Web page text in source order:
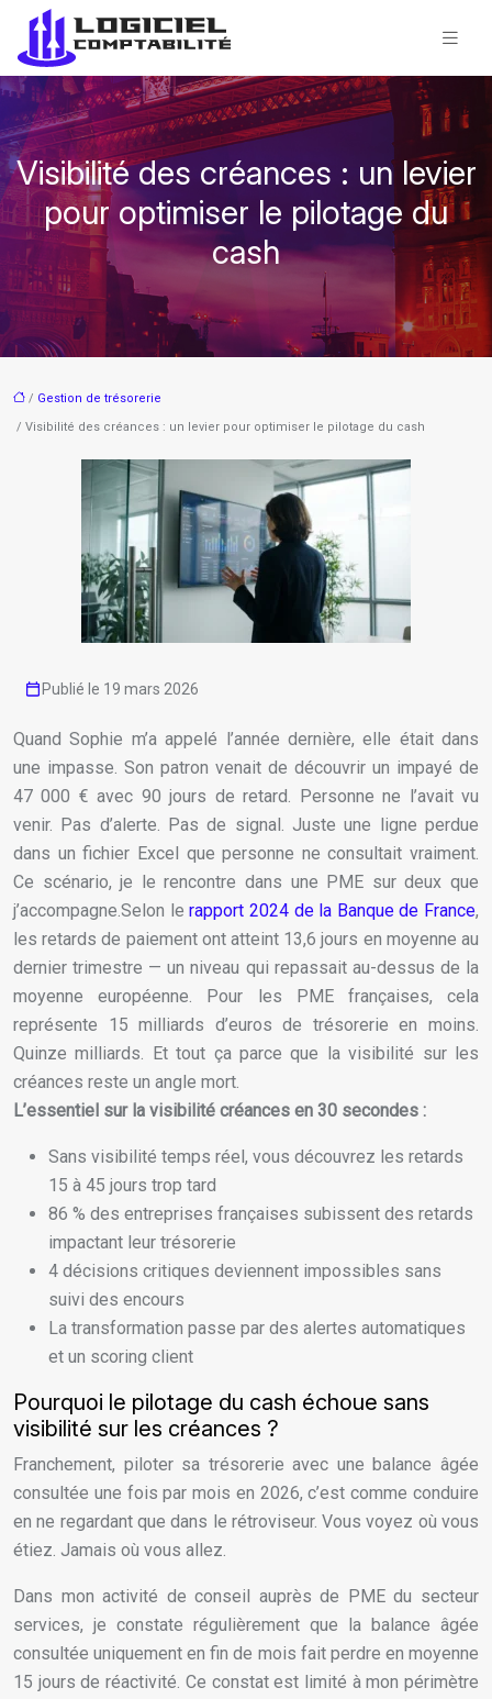
Visibilité des créances : un levier
pour optimiser le pilotage du
cash
/ Gestion de trésorerie
/ Visibilité des créances : un levier pour optimiser le pilotage du cash
Publié le 19 mars 2026
Quand Sophie m’a appelé l’année dernière, elle était dans
une impasse. Son patron venait de découvrir un impayé de
47 000 € avec 90 jours de retard. Personne ne l’avait vu
venir. Pas d’alerte. Pas de signal. Juste une ligne perdue
dans un fichier Excel que personne ne consultait vraiment.
Ce scénario, je le rencontre dans une PME sur deux que
j’accompagne.Selon lerapport 2024 de la Banque de France,
les retards de paiement ont atteint 13,6 jours en moyenne au
dernier trimestre — un niveau qui repassait au-dessus de la
moyenne européenne. Pour les PME françaises, cela
représente 15 milliards d’euros de trésorerie en moins.
Quinze milliards. Et tout ça parce que la visibilité sur les
créances reste un angle mort.
L’essentiel sur la visibilité créances en 30 secondes :
Sans visibilité temps réel, vous découvrez les retards
15 à 45 jours trop tard
86 % des entreprises françaises subissent des retards
impactant leur trésorerie
4 décisions critiques deviennent impossibles sans
suivi des encours
La transformation passe par des alertes automatiques
et un scoring client
Pourquoi le pilotage du cash échoue sans
visibilité sur les créances ?
Franchement, piloter sa trésorerie avec une balance âgée
consultée une fois par mois en 2026, c’est comme conduire
en ne regardant que dans le rétroviseur. Vous voyez où vous
étiez. Jamais où vous allez.
Dans mon activité de conseil auprès de PME du secteur
services, je constate régulièrement que la balance âgée
consultée uniquement en fin de mois fait perdre en moyenne
15 jours de réactivité. Ce constat est limité à mon périmètre